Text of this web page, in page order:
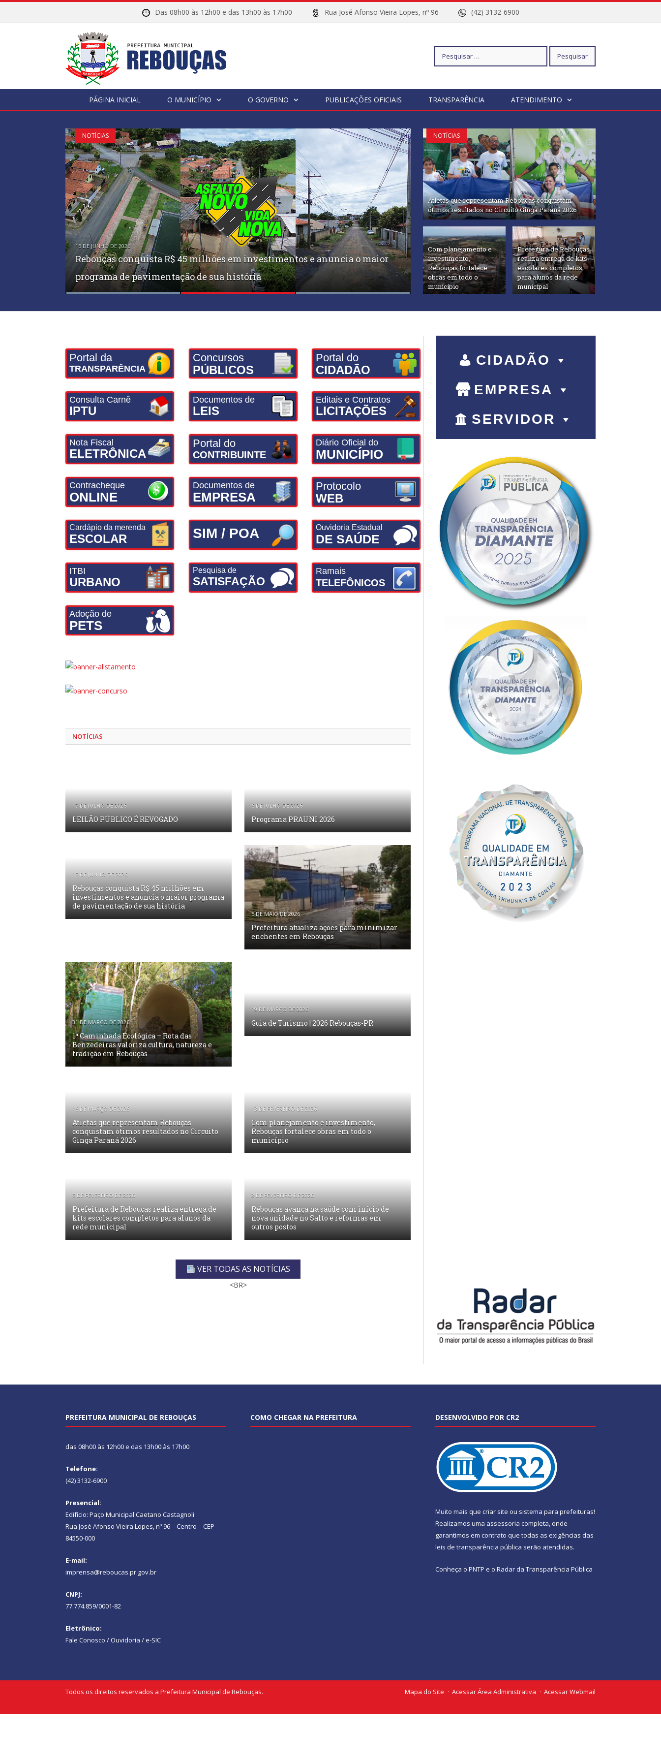
Das 08h00 às 12h00 e das 13h00 às 17h00 Rua José Afonso Vieira Lopes, nº 96 (42) 3132-6900
Pesquisar
PÁGINA INICIAL O MUNICÍPIO O GOVERNO PUBLICAÇÕES OFICIAIS TRANSPARÊNCIA ATENDIMENTO
LEILÃO PÚBLICO É REVOGADO
NOTÍCIAS
15 DE JUNHO DE 2026
Rebouças conquista R$ 45 milhões em investimentos e anuncia o maior
programa de pavimentação de sua história
1ª Caminhada Ecológica – Rota das Benzedeiras valoriza cultura, natureza
e tradição em Rebouças
NOTÍCIAS
Atletas que representam Rebouças conquistam
ótimos resultados no Circuito Ginga Paraná 2026
Com planejamento e
investimento,
Rebouças fortalece
obras em todo o
município
Prefeitura de Rebouças
realiza entrega de kits
escolares completos
para alunos da rede
municipal
Portal da
TRANSPARÊNCIA
Consulta Carnê
IPTU
Nota Fiscal
ELETRÔNICA
Contracheque
ONLINE
Cardápio da merenda
ESCOLAR
ITBI
URBANO
Adoção de
PETS
Concursos
PÚBLICOS
Documentos de
LEIS
Portal do
CONTRIBUINTE
Documentos de
EMPRESA
SIM / POA
Pesquisa de
SATISFAÇÃO
Portal do
CIDADÃO
Editais e Contratos
LICITAÇÕES
Diário Oficial do
MUNICÍPIO
Protocolo
WEB
Ouvidoria Estadual
DE SAÚDE
Ramais
TELEFÔNICOS
NOTÍCIAS
17 DE JULHO DE 2026
LEILÃO PÚBLICO É REVOGADO
6 DE JULHO DE 2026
Programa PRAUNI 2026
15 DE JUNHO DE 2026
Rebouças conquista R$ 45 milhões em
investimentos e anuncia o maior programa
de pavimentação de sua história
5 DE MAIO DE 2026
Prefeitura atualiza ações para minimizar
enchentes em Rebouças
31 DE MARÇO DE 2026
1ª Caminhada Ecológica – Rota das
Benzedeiras valoriza cultura, natureza e
tradição em Rebouças
19 DE MARÇO DE 2026
Guia de Turismo | 2026 Rebouças-PR
16 DE MARÇO DE 2026
Atletas que representam Rebouças
conquistam ótimos resultados no Circuito
Ginga Paraná 2026
13 DE FEVEREIRO DE 2026
Com planejamento e investimento,
Rebouças fortalece obras em todo o
município
5 DE FEVEREIRO DE 2026
Prefeitura de Rebouças realiza entrega de
kits escolares completos para alunos da
rede municipal
2 DE FEVEREIRO DE 2026
Rebouças avança na saúde com início de
nova unidade no Salto e reformas em
outros postos
VER TODAS AS NOTÍCIAS
<BR>
CIDADÃO
EMPRESA
SERVIDOR
PREFEITURA MUNICIPAL DE REBOUÇAS
das 08h00 às 12h00 e das 13h00 às 17h00
Telefone:
(42) 3132-6900
Presencial:
Edifício: Paço Municipal Caetano Castagnoli
Rua José Afonso Vieira Lopes, nº 96 – Centro – CEP
84550-000
E-mail:
imprensa@reboucas.pr.gov.br
CNPJ:
77.774.859/0001-82
Eletrônico:
Fale Conosco / Ouvidoria / e-SIC
COMO CHEGAR NA PREFEITURA DESENVOLVIDO POR CR2
Muito mais que criar site ou sistema para prefeituras!
Realizamos uma assessoria completa, onde
garantimos em contrato que todas as exigências das
leis de transparência pública serão atendidas.
Conheça o PNTP e o Radar da Transparência Pública
Todos os direitos reservados a Prefeitura Municipal de Rebouças. Mapa do Site Acessar Área Administrativa Acessar Webmail